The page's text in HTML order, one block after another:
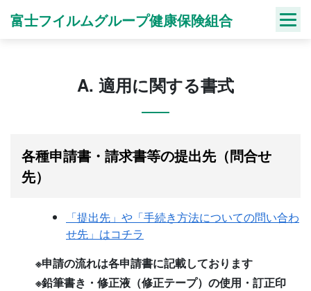
富士フイルムグループ健康保険組合
A. 適用に関する書式
各種申請書・請求書等の提出先（問合せ
先）
「提出先」や「手続き方法についての問い合わ
せ先」はコチラ
※申請の流れは各申請書に記載しております
※鉛筆書き・修正液（修正テープ）の使用・訂正印